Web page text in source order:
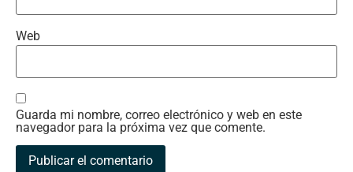
Web
Guarda mi nombre, correo electrónico y web en este
navegador para la próxima vez que comente.